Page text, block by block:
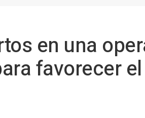
en una
favorecer